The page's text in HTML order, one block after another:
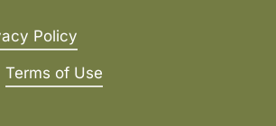
Policy
Terms of Use